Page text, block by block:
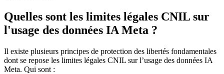
Quelles sont les limites légales CNIL sur
l'usage des données IA Meta ?
Il existe plusieurs principes de protection des libertés fondamentales
dont se repose les limites légales CNIL sur l’usage des données IA
Meta. Qui sont :